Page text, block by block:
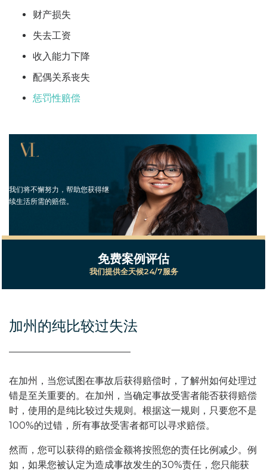
财产损失
失去工资
收入能力下降
配偶关系丧失
惩罚性赔偿
我们将不懈努力，帮助您获得继
续生活所需的赔偿。
免费案例评估
我们提供全天候24/7服务
加州的纯比较过失法
在加州，当您试图在事故后获得赔偿时，了解州如何处理过
错是至关重要的。在加州，当确定事故受害者能否获得赔偿
时，使用的是纯比较过失规则。根据这一规则，只要您不是
100%的过错，所有事故受害者都可以寻求赔偿。
然而，您可以获得的赔偿金额将按照您的责任比例减少。例
如，如果您被认定为造成事故发生的30%责任，您只能获